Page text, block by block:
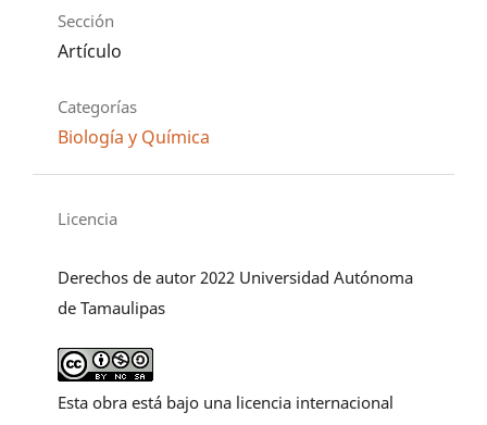
Sección
Artículo
Categorías
Biología y Química
Licencia
Derechos de autor 2022 Universidad Autónoma
de Tamaulipas
Esta obra está bajo una licencia internacional